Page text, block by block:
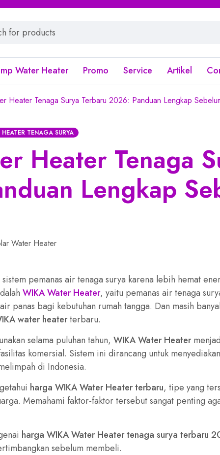
Water Heater Promo Service Artikel
Heater Tenaga Surya Terbaru 2026: Panduan Lengkap
TENAGA SURYA
Heater Tenaga
Lengkap
Water Heater
pemanas air tenaga surya karena lebih hemat
WIKA Water Heater, yaitu pemanas air tenaga
panas bagi kebutuhan rumah tangga. Dan masih
water heaterterbaru.
selama puluhan tahun, WIKA Water Heater
komersial. Sistem ini dirancang untuk
di Indonesia.
harga WIKA Water Heater terbaru, tipe yang
Memahami faktor-faktor tersebut sangat penting
harga WIKA Water Heater tenaga surya terbaru
sebelum membeli.